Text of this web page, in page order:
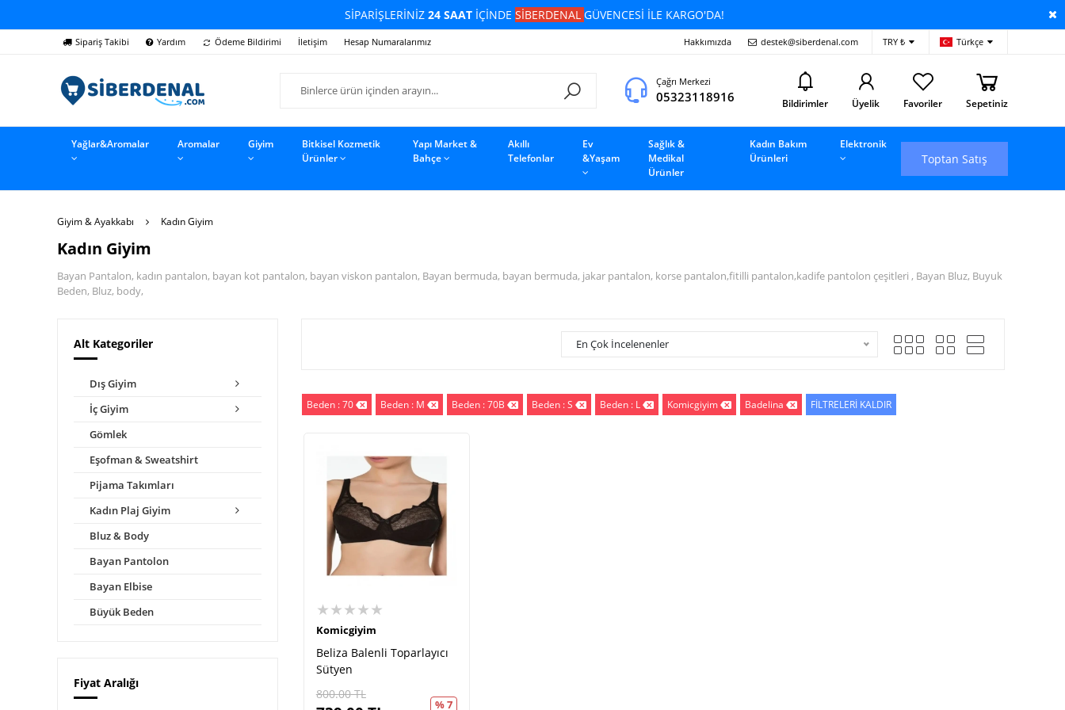
SİPARİŞLERİNİZ 24 SAATİÇİNDE SİBERDENAL GÜVENCESİ İLE KARGO'DA!
Sipariş Takibi Yardım Ödeme Bildirimi İletişim Hesap Numaralarımız Hakkımızda destek@siberdenal.com TRY ₺ Türkçe
Çağrı Merkezi
05323118916 Bildirimler Üyelik Favoriler Sepetiniz
Yağlar&Aromalar Aromalar Giyim
Bitkisel Kozmetik
Ürünler
Yapı Market &
Bahçe
Akıllı
Telefonlar
Ev
&Yaşam
Sağlık &
Medikal
Ürünler
Kadın Bakım
Ürünleri
Elektronik
Toptan Satış
Giyim & Ayakkabı Kadın Giyim
Kadın Giyim
Bayan Pantalon, kadın pantalon, bayan kot pantalon, bayan viskon pantalon, Bayan bermuda, bayan bermuda, jakar pantalon, korse pantalon,fitilli pantalon,kadife pantolon çeşitleri , Bayan Bluz, Buyuk
Beden, Bluz, body,
Alt Kategoriler
Dış Giyim
İç Giyim
Gömlek
Eşofman & Sweatshirt
Pijama Takımları
Kadın Plaj Giyim
Bluz & Body
Bayan Pantolon
Bayan Elbise
Büyük Beden
Fiyat Aralığı
En Çok İncelenenler
Beden : 70 Beden : M Beden : 70B Beden : S Beden : L Komicgiyim Badelina FİLTRELERİ KALDIR
★★★★★
Komicgiyim
Beliza Balenli Toparlayıcı
Sütyen
800.00TL
% 7